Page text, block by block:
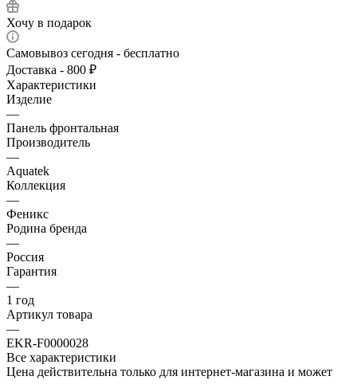
Хочу в подарок
Самовывоз сегодня - бесплатно
Доставка - 800 ₽
Характеристики
Изделие
—
Панель фронтальная
Производитель
—
Aquatek
Коллекция
—
Феникс
Родина бренда
—
Россия
Гарантия
—
1 год
Артикул товара
—
EKR-F0000028
Все характеристики
Цена действительна только для интернет-магазина и может